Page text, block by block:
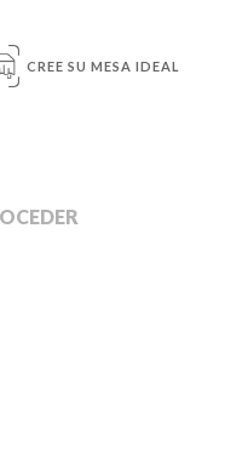
CREE SU MESA IDEAL